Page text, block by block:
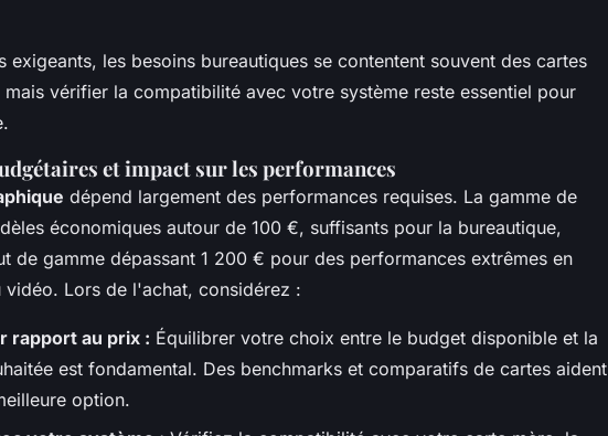
exigeants, les besoins bureautiques se contentent souvent des cartes
mais vérifier la compatibilité avec votre système reste essentiel pour
et impact sur les performances
dépend largement des performances requises. La gamme de
économiques autour de 100 €, suffisants pour la bureautique,
de gamme dépassant 1 200 € pour des performances extrêmes en
vidéo. Lors de l'achat, considérez :
rapport au prix : Équilibrer votre choix entre le budget disponible et la
est fondamental. Des benchmarks et comparatifs de cartes aident
option.